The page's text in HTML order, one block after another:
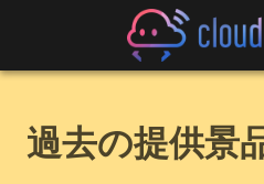
過去の提供景